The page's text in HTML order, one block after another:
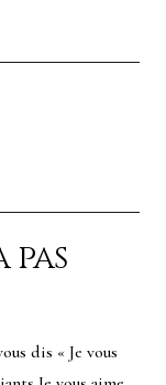
pas
dis « Je vous